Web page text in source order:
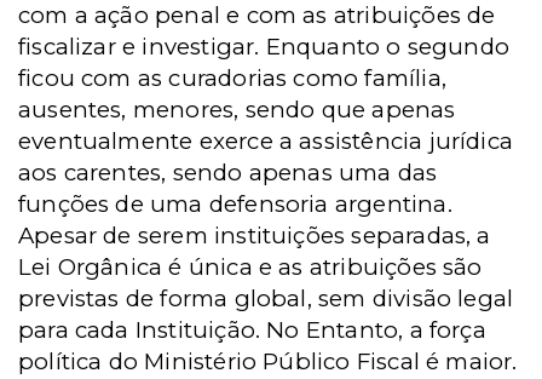
com a ação penal e com as atribuições de
fiscalizar e investigar. Enquanto o segundo
ficou com as curadorias como família,
ausentes, menores, sendo que apenas
eventualmente exerce a assistência jurídica
aos carentes, sendo apenas uma das
funções de uma defensoria argentina.
Apesar de serem instituições separadas, a
Lei Orgânica é única e as atribuições são
previstas de forma global, sem divisão legal
para cada Instituição. No Entanto, a força
política do Ministério Público Fiscal é maior.